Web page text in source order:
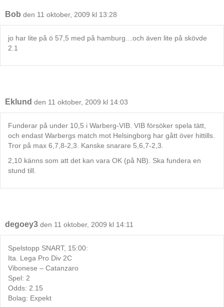
Bob den 11 oktober, 2009 kl 13:28
jo har lite på ö 57,5 med på hamburg…och även lite på skövde
2.1
Eklund den 11 oktober, 2009 kl 14:03
Funderar på under 10,5 i Warberg-VIB. VIB försöker spela tätt,
och endast Warbergs match mot Helsingborg har gått över hittills.
Tror på max 6,7,8-2,3. Kanske snarare 5,6,7-2,3.
2,10 känns som att det kan vara OK (på NB). Ska fundera en
stund till.
degoey3 den 11 oktober, 2009 kl 14:11
Spelstopp SNART, 15:00:
Ita. Lega Pro Div 2C
Vibonese – Catanzaro
Spel: 2
Odds: 2.15
Bolag: Expekt